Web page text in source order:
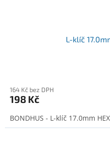
L-klíč
164 Kč bez DPH
198 Kč
BONDHUS - L-klíč 17.0mm